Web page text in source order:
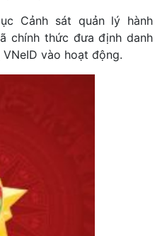
Cảnh sát quản lý hành
chính thức đưa định danh
vào hoạt động.